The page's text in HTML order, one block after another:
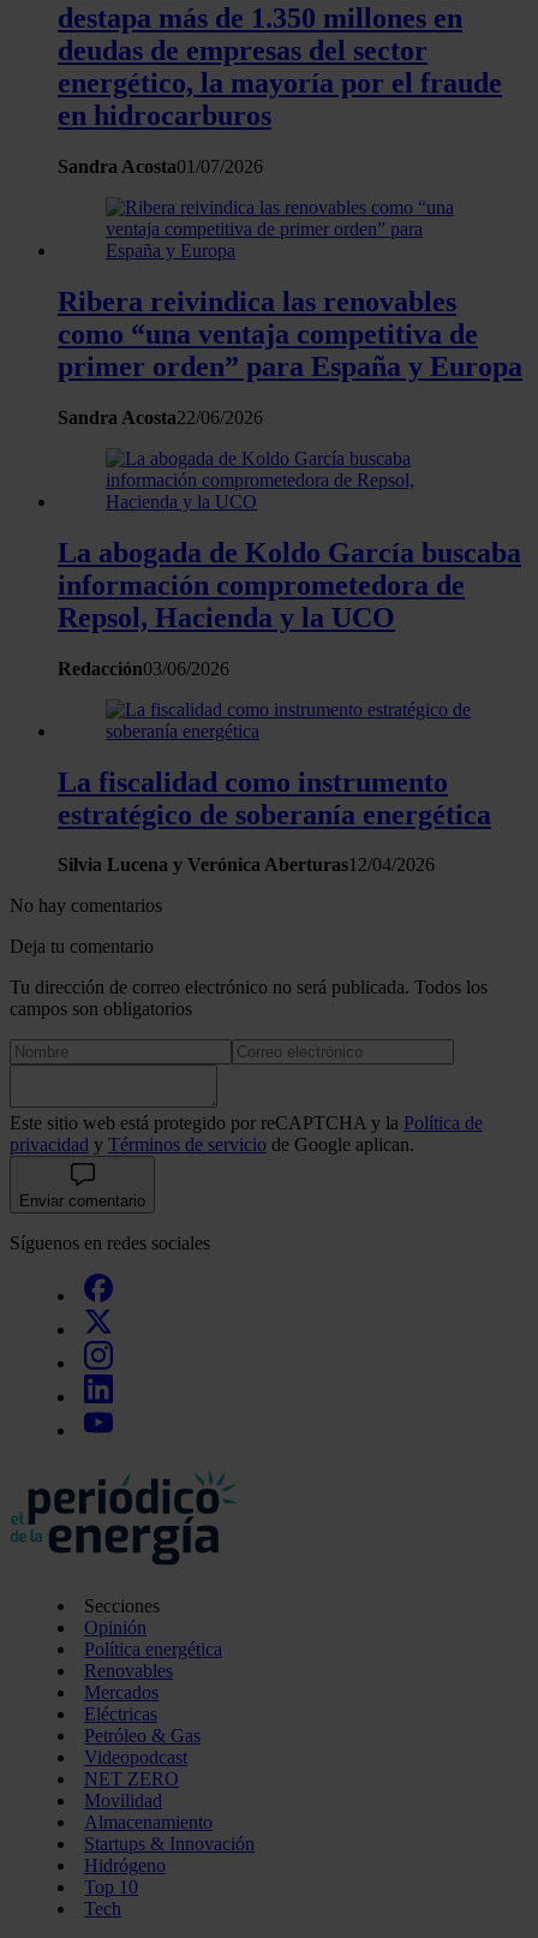
destapa más de 1.350 millones en
deudas de empresas del sector
energético, la mayoría por el fraude
en hidrocarburos
Sandra Acosta01/07/2026
Ribera reivindica las renovables
como “una ventaja competitiva de
primer orden” para España y Europa
Sandra Acosta22/06/2026
La abogada de Koldo García buscaba
información comprometedora de
Repsol, Hacienda y la UCO
Redacción03/06/2026
La fiscalidad como instrumento
estratégico de soberanía energética
Silvia Lucena y Verónica Aberturas12/04/2026
No hay comentarios
Deja tu comentario
Tu dirección de correo electrónico no será publicada. Todos los
campos son obligatorios
Este sitio web está protegido por reCAPTCHA y la Política de
privacidad y Términos de servicio de Google aplican.
Enviar comentario
Síguenos en redes sociales
Secciones
Opinión
Política energética
Renovables
Mercados
Eléctricas
Petróleo & Gas
Videopodcast
NET ZERO
Movilidad
Almacenamiento
Startups & Innovación
Hidrógeno
Top 10
Tech